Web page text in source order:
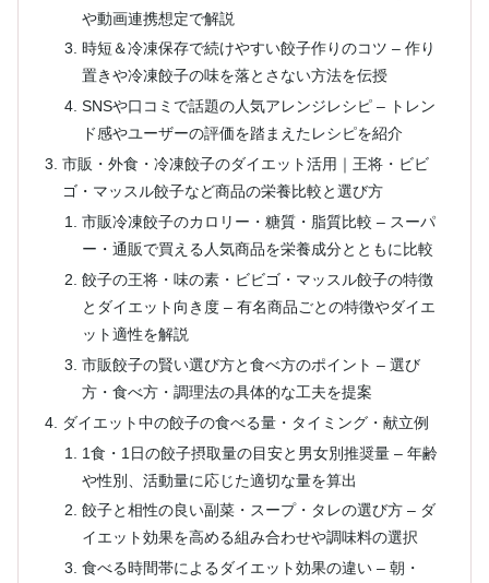
や動画連携想定で解説
時短＆冷凍保存で続けやすい餃子作りのコツ – 作り
置きや冷凍餃子の味を落とさない方法を伝授
SNSや口コミで話題の人気アレンジレシピ – トレン
ド感やユーザーの評価を踏まえたレシピを紹介
市販・外食・冷凍餃子のダイエット活用｜王将・ビビ
ゴ・マッスル餃子など商品の栄養比較と選び方
市販冷凍餃子のカロリー・糖質・脂質比較 – スーパ
ー・通販で買える人気商品を栄養成分とともに比較
餃子の王将・味の素・ビビゴ・マッスル餃子の特徴
とダイエット向き度 – 有名商品ごとの特徴やダイエ
ット適性を解説
市販餃子の賢い選び方と食べ方のポイント – 選び
方・食べ方・調理法の具体的な工夫を提案
ダイエット中の餃子の食べる量・タイミング・献立例
1食・1日の餃子摂取量の目安と男女別推奨量 – 年齢
や性別、活動量に応じた適切な量を算出
餃子と相性の良い副菜・スープ・タレの選び方 – ダ
イエット効果を高める組み合わせや調味料の選択
食べる時間帯によるダイエット効果の違い – 朝・